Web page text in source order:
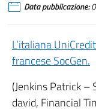
Data pubblicazione:
L’italiana
francese SocGen.
(Jenkins Patrick –
david, Financial